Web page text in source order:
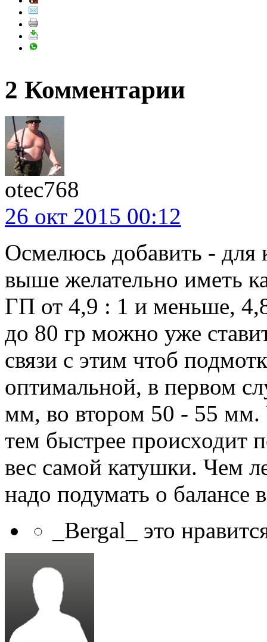
2 Комментарии
otec768
26 окт 2015 00:12
Осмелюсь добавить - для
выше желательно иметь
ГП от 4,9 : 1 и меньше,
до 80 гр можно уже
связи с этим чтоб
оптимальной, в первом
мм, во втором 50 - 55
тем быстрее происходит
вес самой катушки. Чем
надо подумать о балансе
_Bergal_ это